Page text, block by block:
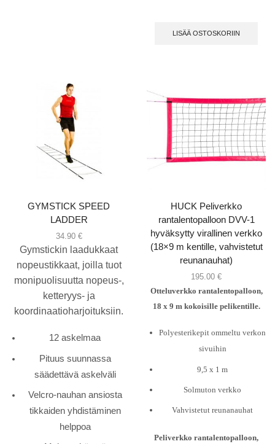
LISÄÄ OSTOSKORIIN
GYMSTICK SPEED
LADDER
34.90 €
Gymstickin laadukkaat
nopeustikkaat, joilla tuot
monipuolisuutta nopeus-,
ketteryys- ja
koordinaatioharjoituksiin.
12 askelmaa
Pituus suunnassa
säädettävä askelväli
Velcro-nauhan ansiosta
tikkaiden yhdistäminen
helppoa
HUCK Peliverkko
rantalentopalloon DVV-1
hyväksytty virallinen verkko
(18×9 m kentille, vahvistetut
reunanauhat)
195.00 €
Otteluverkko rantalentopalloon,
18 x 9 m kokoisille pelikentille.
Polyesterikepit ommeltu verkon
sivuihin
9,5 x 1 m
Solmuton verkko
Vahvistetut reunanauhat
Peliverkko rantalentopalloon,